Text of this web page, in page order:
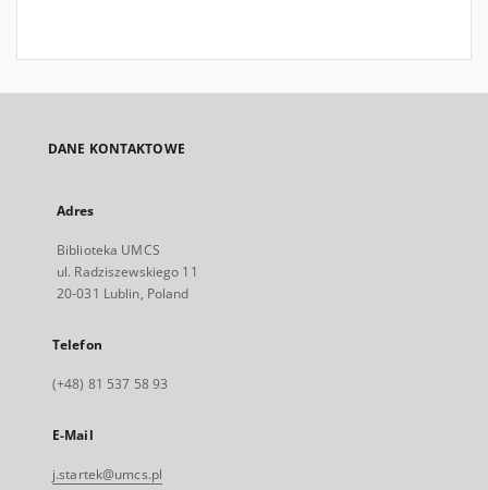
DANE KONTAKTOWE
Adres
Biblioteka UMCS
ul. Radziszewskiego 11
20-031 Lublin, Poland
Telefon
(+48) 81 537 58 93
E-Mail
j.startek@umcs.pl